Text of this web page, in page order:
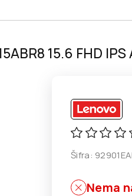
15.6 FHD
Šifra: 92901
Nema